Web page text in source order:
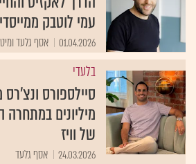
עמי לוטבק
01.04.2026 אסף גלעד
בלעדי
סיילספורס
מיליונים
של וויז
24.03.2026 אסף גלעד